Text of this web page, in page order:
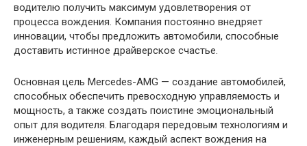
водителю получить максимум удовлетворения от
процесса вождения. Компания постоянно внедряет
инновации, чтобы предложить автомобили, способные
доставить истинное драйверское счастье.
Основная цель Mercedes-AMG — создание автомобилей,
способных обеспечить превосходную управляемость и
мощность, а также создать поистине эмоциональный
опыт для водителя. Благодаря передовым технологиям и
инженерным решениям, каждый аспект вождения на